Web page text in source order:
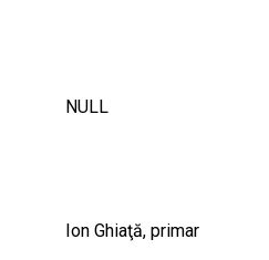
NULL
Ion Ghiaţă, primar